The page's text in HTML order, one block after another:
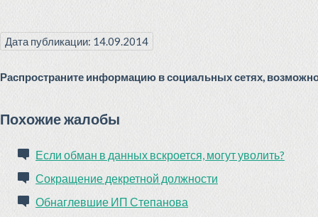
Дата публикации: 14.09.2014
Распространите информацию в социальных сетях,
Похожие жалобы
Если обман в данных вскроется, могут уволить?
Сокращение декретной должности
Обнаглевшие ИП Степанова